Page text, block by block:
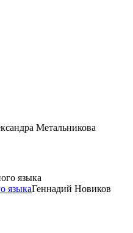
Метальникова
языкаГеннадий Новиков